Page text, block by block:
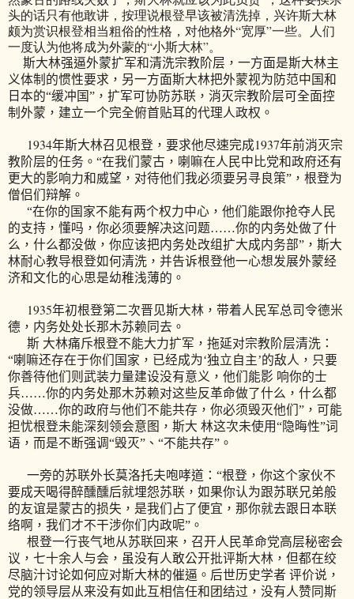
头的话只有他敢讲，按理说根登早该被清洗掉，兴许斯大林
颇为赏识根登相当粗俗的性格，对他格外“宽厚”一些。人们
一度认为他将成为外蒙的“小斯大林”。
斯大林强逼外蒙扩军和清洗宗教阶层，一方面是斯大林主
义体制的惯性要求，另一方面斯大林把外蒙视为防范中国和
日本的“缓冲国”，扩军可协防苏联，消灭宗教阶层可全面控
制外蒙，建立一个完全俯首贴耳的代理人政权。
1934年斯大林召见根登，要求他尽速完成1937年前消灭宗
教阶层的任务。“在我们蒙古，喇嘛在人民中比党和政府还有
更大的影响力和威望，对待他们我必须要另寻良策”，根登为
僧侣们辩解。
“在你的国家不能有两个权力中心，他们能跟你抢夺人民
的支持，懂吗，你必须要解决这问题……你的内务处做了什
么，什么都没做，你应该把内务处改组扩大成内务部”，斯大
林耐心教导根登如何清洗，并告诉根登他一心想发展外蒙经
济和文化的心思是幼稚浅薄的。
1935年初根登第二次晋见斯大林，带着人民军总司令德米
德，内务处处长那木苏赖同去。
斯 大林痛斥根登不能大力扩军，拖延对宗教阶层清洗：
“喇嘛还存在于你们国家，已经成为‘独立自主’的敌人，只要
你善待他们则武装力量建设没有意义，他们能影 响你的士
兵……你的内务处那木苏赖对这些反革命做了什么，什么都
没做……你的政府与他们不能共存，你必须毁灭他们”，可能
担忧根登未能深刻领会意图，斯大 林这次未使用“隐晦性”词
语，而是不断强调“毁灭”、“不能共存”。
一旁的苏联外长莫洛托夫咆哮道：“根登，你这个家伙不
要成天喝得醉醺醺后就埋怨苏联，如果你认为跟苏联兄弟般
的友谊是蒙古的损失，是我们占了便宜，那你就去跟日本联
络啊，我们才不干涉你们内政呢”。
根登一行丧气地从苏联回来，召开人民革命党高层秘密会
议，七十余人与会，虽没有人敢公开批评斯大林，但都在绞
尽脑汁讨论如何应对斯大林的催逼。后世历史学者 评价说，
党的领导层从来没有如此互相信任和团结过，没有人赞同斯